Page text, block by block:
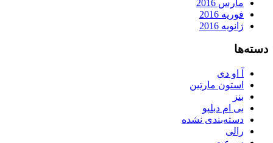
مارس 2016
فوریه 2016
ژانویه 2016
دسته‌ها
آ او دی
استون مارتین
بنز
بی ام دبلیو
دسته‌بندی نشده
رالی